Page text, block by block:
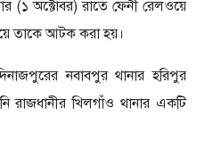
(১ অক্টোবর) রাতে ফেনী রেলওয়ে
তাকে আটক করা হয়।
নবাবপুর থানার হরিপুর
রাজধানীর খিলগাঁও থানার একটি